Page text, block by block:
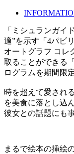
「ミシュランガイ
適”を示す「4パビ
オートグラフ コレ
取ることができる
ログラムを期間限
時を超えて愛され
を美食に落とし込
彼女との話題にも
まるで絵本の挿絵